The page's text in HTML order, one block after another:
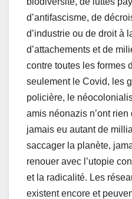
d’antifascisme, de
d’industrie ou de droit à
d’attachements et de
contre toutes les formes
seulement le Covid, les
policière, le
amis néonazis n’ont rien
jamais eu autant de
saccager la planète,
renouer avec l’utopie
et la radicalité. Les
existent encore et